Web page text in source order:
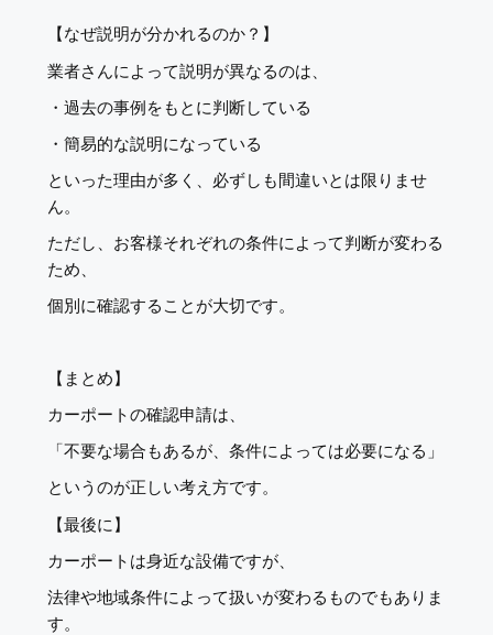
【なぜ説明が分かれるのか？】
業者さんによって説明が異なるのは、
・過去の事例をもとに判断している
・簡易的な説明になっている
といった理由が多く、必ずしも間違いとは限りませ
ん。
ただし、お客様それぞれの条件によって判断が変わる
ため、
個別に確認することが大切です。
【まとめ】
カーポートの確認申請は、
「不要な場合もあるが、条件によっては必要になる」
というのが正しい考え方です。
【最後に】
カーポートは身近な設備ですが、
法律や地域条件によって扱いが変わるものでもありま
す。